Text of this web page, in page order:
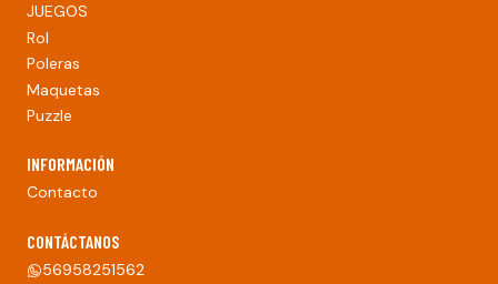
JUEGOS
Rol
Poleras
Maquetas
Puzzle
INFORMACIÓN
Contacto
CONTÁCTANOS
56958251562